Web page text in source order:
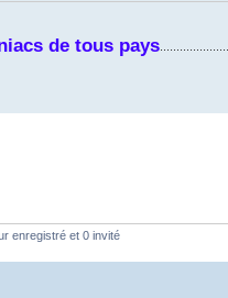
de tous pays
enregistré et 0 invité